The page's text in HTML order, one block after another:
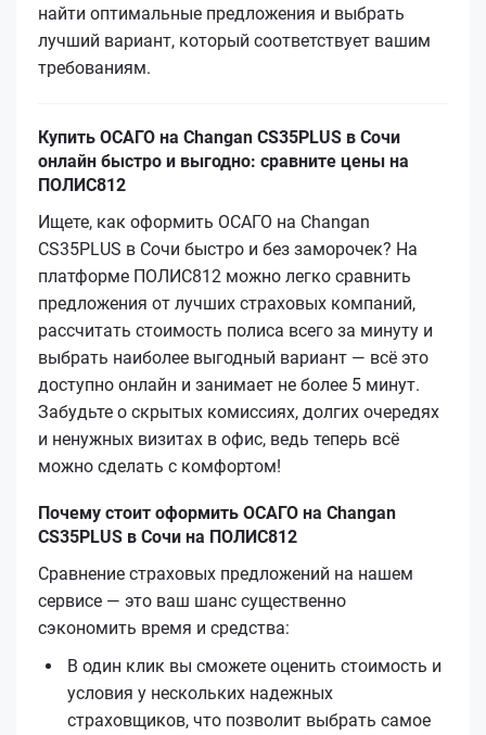
найти оптимальные предложения и выбрать
лучший вариант, который соответствует вашим
требованиям.
Купить ОСАГО на Changan CS35PLUS в Сочи
онлайн быстро и выгодно: сравните цены на
ПОЛИС812
Ищете, как оформить ОСАГО на Changan
CS35PLUS в Сочи быстро и без заморочек? На
платформе ПОЛИС812 можно легко сравнить
предложения от лучших страховых компаний,
рассчитать стоимость полиса всего за минуту и
выбрать наиболее выгодный вариант — всё это
доступно онлайн и занимает не более 5 минут.
Забудьте о скрытых комиссиях, долгих очередях
и ненужных визитах в офис, ведь теперь всё
можно сделать с комфортом!
Почему стоит оформить ОСАГО на Changan
CS35PLUS в Сочи на ПОЛИС812
Сравнение страховых предложений на нашем
сервисе — это ваш шанс существенно
сэкономить время и средства:
В один клик вы сможете оценить стоимость и
условия у нескольких надежных
страховщиков, что позволит выбрать самое